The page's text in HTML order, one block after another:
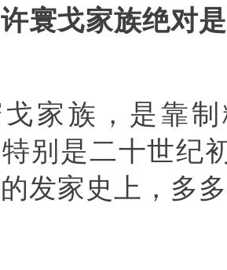
许寰戈家族绝对
家族，是靠
别是二十世纪
发家史上，多